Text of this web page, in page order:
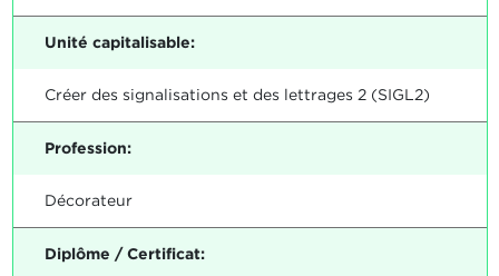
Unité capitalisable:
Créer des signalisations et des lettrages 2 (SIGL2)
Profession:
Décorateur
Diplôme / Certificat: